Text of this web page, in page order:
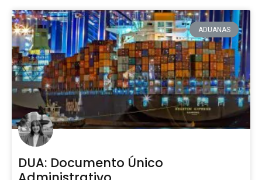
ADUANAS
DUA: Documento Único